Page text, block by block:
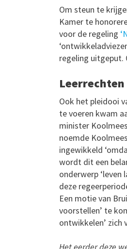
Om steun te
Kamer te
voor de regeling
regeling uitgeput.
Leerrechten
Ook het pleidooi
te voeren kwam
minister
noemde
ingewikkeld
wordt dit een
onderwerp
deze
Een motie van
voorstellen’ te
ontwikkelen’ zich
Het eerder deze